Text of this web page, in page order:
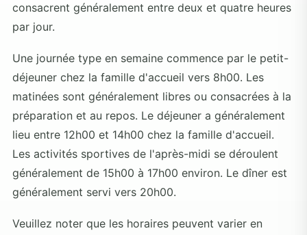
consacrent généralement entre deux et quatre heures
par jour.
Une journée type en semaine commence par le petit-
déjeuner chez la famille d'accueil vers 8h00. Les
matinées sont généralement libres ou consacrées à la
préparation et au repos. Le déjeuner a généralement
lieu entre 12h00 et 14h00 chez la famille d'accueil.
Les activités sportives de l'après-midi se déroulent
généralement de 15h00 à 17h00 environ. Le dîner est
généralement servi vers 20h00.
Veuillez noter que les horaires peuvent varier en